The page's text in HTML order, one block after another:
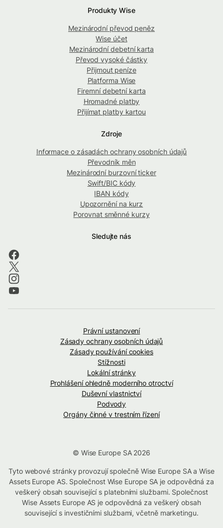
Produkty Wise
Mezinárodní převod peněz
Wise účet
Mezinárodní debetní karta
Převod vysoké částky
Přijmout peníze
Platforma Wise
Firemní debetní karta
Hromadné platby
Přijímat platby kartou
Zdroje
Informace o zásadách ochrany osobních údajů
Převodník měn
Mezinárodní burzovní ticker
Swift/BIC kódy
IBAN kódy
Upozornění na kurz
Porovnat směnné kurzy
Sledujte nás
Právní ustanovení
Zásady ochrany osobních údajů
Zásady používání cookies
Stížnosti
Lokální stránky
Prohlášení ohledně moderního otroctví
Duševní vlastnictví
Podvody
Orgány činné v trestním řízení
© Wise Europe SA 2026
Tyto webové stránky provozují společně Wise Europe SA a Wise
Assets Europe AS. Společnost Wise Europe SA je odpovědná za
veškerý obsah související s platebními službami. Společnost
Wise Assets Europe AS je odpovědná za veškerý obsah
související s investičními službami, včetně marketingu.